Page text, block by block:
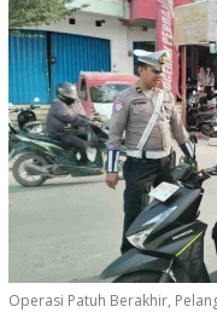
Operasi Patuh Berakhir,